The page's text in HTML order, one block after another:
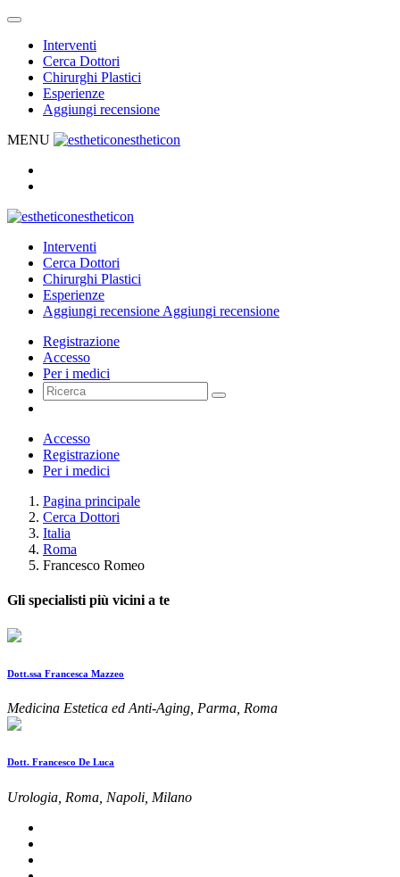
Interventi
Cerca Dottori
Chirurghi Plastici
Esperienze
Aggiungi recensione
MENU
estheticon
estheticon
Interventi
Cerca Dottori
Chirurghi Plastici
Esperienze
Aggiungi recensione Aggiungi recensione
Registrazione
Accesso
Per i medici
Accesso
Registrazione
Per i medici
Pagina principale
Cerca Dottori
Italia
Roma
Francesco Romeo
Gli specialisti più vicini a te
Dott.ssa Francesca Mazzeo
Medicina Estetica ed Anti-Aging, Parma, Roma
Dott. Francesco De Luca
Urologia, Roma, Napoli, Milano